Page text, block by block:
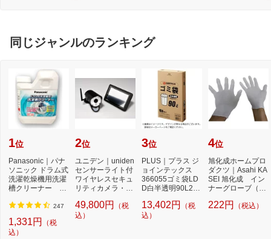
同じジャンルのランキング
1位
Panasonic｜パナ
ソニック ドラム式
洗濯乾燥機用洗濯
槽クリーナー N-
濯...
247
1,331円
（税
込）
2位
ユニデン｜uniden
センサーライト付
ワイヤレスセキュ
リティカメラ・モ
49,800円
（税
込）
3位
PLUS｜プラス ジ
ョインテックス
366055ゴミ袋LD
D白半透明90L2百
15J-9...
13,402円
（税
込）
4位
旭化成ホームプロ
ダクツ｜Asahi KA
SEI 旭化成 イン
ナーグローブ（薄
プ）...
222円 （税込）